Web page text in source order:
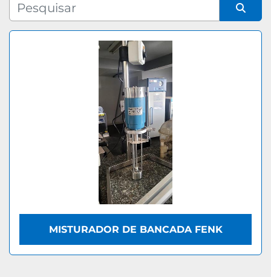
Fabricante
Organizar por
MISTURADOR DE BANCADA FENK